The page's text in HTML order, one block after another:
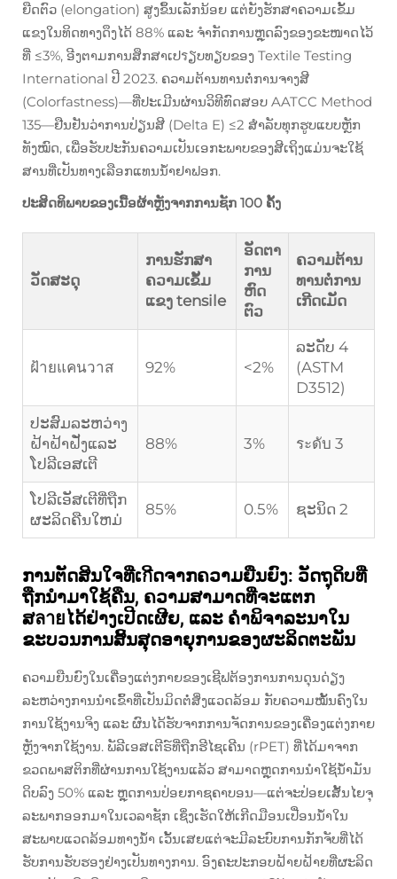
ຍືດຕົວ (elongation) ສູງຂຶ້ນເລັກນ້ອຍ ແຕ່ຍັງຮັກສາຄວາມເຂັ້ມ
ແຂງໃນທິດທາງດຶງໄດ້ 88% ແລະ ຈຳກັດການຫຼຸດລົງຂອງຂະໜາດໄວ້
ທີ່ ≤3%, ອີງຕາມການສຶກສາເປรຽບທຽບຂອງ Textile Testing
International ປີ 2023. ຄວາມຕ້ານທານຕໍ່ການຈາງສີ
(Colorfastness)—ທີ່ປະເມີນຜ່ານວິທີທົດສອບ AATCC Method
135—ຢືນຢັນວ່າການປ່ຽນສີ (Delta E) ≤2 ສຳລັບທຸກຮູບແບບຫຼັກ
ທັງໝົດ, ເພື່ອຮັບປະກັນຄວາມເປັນເອກະພາບຂອງສີເຖິງແມ່ນຈະໃຊ້
ສານທີ່ເປັນທາງເລືອກແທນນ້ຳຢາຟອກ.
ປະສິດທິພາບຂອງເນື້ອຜ້າຫຼັງຈາກການຊັກ 100 ຄັ້ງ
ວັດສະດຸ
ການຮັກສາ
ຄວາມເຂັ້ມ
ແຂງ tensile
ອັດຕາ
ການ
ຫົດ
ຕົວ
ຄວາມຕ້ານ
ທານຕໍ່ການ
ເກີດເມັດ
ฝ้ายแคนวาส 92% <2%
ລະດັບ 4
(ASTM
D3512)
ປະສົມລະຫວ່າງ
ຝ້າຝ້າຝັ່ງແລະ
ໂປລີເອສເຕີ
88% 3% ระดับ 3
ໂປລີເອັສເຕີທີ່ຖືກ
ຜະລິດຄືນໃຫມ່
85% 0.5% ຊະນິດ 2
ການຕັດສິນໃຈທີ່ເกີດຈາກຄວາມຍືນຍົງ: ວັດຖຸດິບທີ່
ຖືກນຳມາໃຊ້ຄືນ, ຄວາມສາມາດທີ່ຈະແຕກ
ສลายໄດ້ຢ່າງເປີດເຜີຍ, ແລະ ຄຳພິຈາລະນາໃນ
ຂະບວນການສິ້ນສຸດອາຍຸການຂອງຜະລິດຕະພັນ
ຄວາມຍືນຍົງໃນເຄື່ອງແຕ່ງກາຍຂອງເຊີຟຕ້ອງການການດຸນດ່ຽງ
ລະຫວ່າງການນຳເຂົ້າທີ່ເປັນມິດຕໍ່ສິ່ງແວດລ້ອມ ກັບຄວາມໝັ້ນຄົງໃນ
ການໃຊ້ງານຈິງ ແລະ ຜົນໄດ້ຮັບຈາກການຈັດການຂອງເຄື່ອງແຕ່ງກາຍ
ຫຼັງຈາກໃຊ້ງານ. ພັລີເອສເຕີຣ໌ທີ່ຖືກຮີໄຊເຄີນ (rPET) ທີ່ໄດ້ມາຈາກ
ຂວດພາສຕິກທີ່ຜ່ານການໃຊ້ງານແລ້ວ ສາມາດຫຼຸດການນຳໃຊ້ນ້ຳມັນ
ດິບລົງ 50% ແລະ ຫຼຸດການປ່ອຍກາຊຄາບອນ—ແຕ່ຈະປ່ອຍເສັ້ນໄຍຈຸ
ລະພາກອອກມາໃນເວລາຊັກ ເຊິ່ງເຮັດໃຫ້ເກີດມືອນເປື່ອນນ້ຳໃນ
ສະພາບແວດລ້ອມທາງນ້ຳ ເວັ້ນເສຍແຕ່ຈະມີລະບົບການກັກຈັບທີ່ໄດ້
ຮັບການຮັບຮອງຢ່າງເປັນທາງການ. ອົງຄະປະກອບຝ້າຍຝ້າຍທີ່ຜະລິດ